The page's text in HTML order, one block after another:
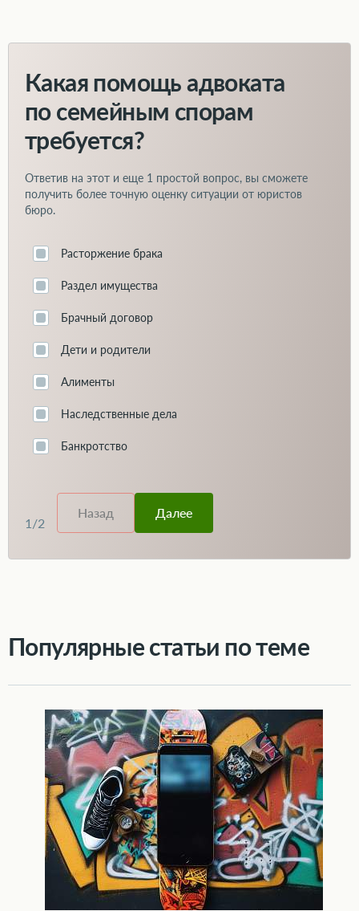
Какая помощь адвоката
по семейным спорам
требуется?
Ответив на этот и еще 1 простой вопрос, вы сможете
получить более точную оценку ситуации от юристов
бюро.
1 /2
Расторжение брака
Раздел имущества
Брачный договор
Дети и родители
Алименты
Наследственные дела
Банкротство
Назад Далее
Популярные статьи по теме